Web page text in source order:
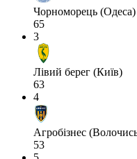
Чорноморець (Одеса)
65
3
Лівий берег (Київ)
63
4
Агробізнес
53